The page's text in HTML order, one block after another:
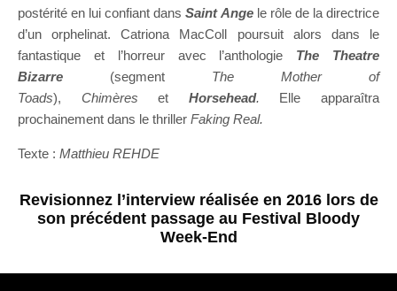
postérité en lui confiant dansSaint Angele rôle de la directrice
d’un orphelinat. Catriona MacColl poursuit alors dans le
fantastique et l’horreur avec l’anthologie The Theatre
Bizarre
(segment The Mother of
Toads), Chimèreset Horsehead. Elle apparaîtra
prochainement dans le thriller Faking Real.
Texte : Matthieu REHDE
Revisionnez l’interview réalisée en 2016 lors de
son précédent passage au Festival Bloody
Week-End